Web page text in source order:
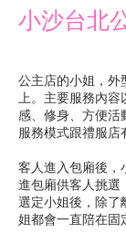
小沙台北
公主店的小姐，外
上。主要服務內容
感、修身、方便活
服務模式跟禮服店
客人進入包廂後，
進包廂供客人挑選
選定小姐後，除了
姐都會一直陪在固